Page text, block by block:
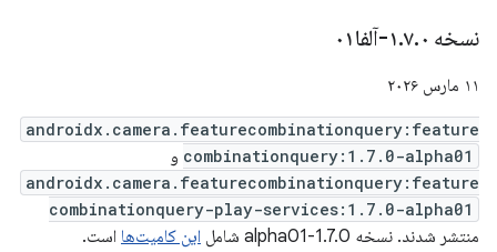
نسخه ۱ .۷.۰-آلفا۰۱
۱۱ مارس ۲۰۲۶
androidx.camera.featurecombinationquery:feature
combinationquery:1.7.0-alpha01 و
androidx.camera.featurecombinationquery:feature
combinationquery-play-services:1.7.0-alpha01
منتشر شدند. نسخه 1.7.0-alpha01 شامل این کامیت‌ها است.